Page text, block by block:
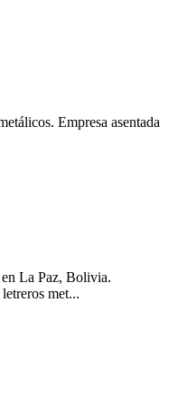
Empresa asentada
La Paz, Bolivia.
met...